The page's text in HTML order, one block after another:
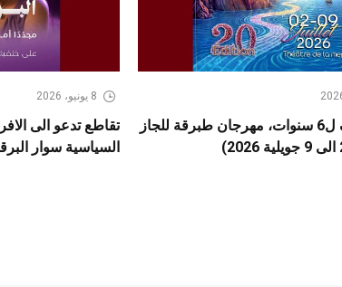
بعد كسوف ل6 سنوات، مهرجان طبرقة للجاز
8 يونيو، 2026
تقاطع تدعو الى
السياسية سوار